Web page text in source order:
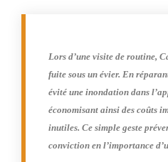
Lors d’une visite de routine,
fuite sous un évier. En
évité une inondation dans
économisant ainsi des coûts
inutiles. Ce simple geste
conviction en l’importance